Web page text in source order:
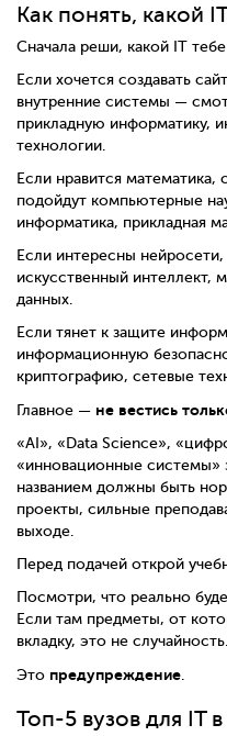
Как понять, какой
Сначала реши, какой IT
Если хочется создавать
внутренние системы —
прикладную информатику,
технологии.
Если нравится
подойдут компьютерные
информатика, прикладная
Если интересны
искусственный интеллект,
данных.
Если тянет к защите
информационную
криптографию, сетевые
Главное — не вестись
«AI», «Data Science»,
«инновационные системы»
названием должны быть
проекты, сильные
выходе.
Перед подачей открой
Посмотри, что реально
Если там предметы, от
вкладку, это не случайность.
Это предупреждение.
Топ-5 вузов для IT